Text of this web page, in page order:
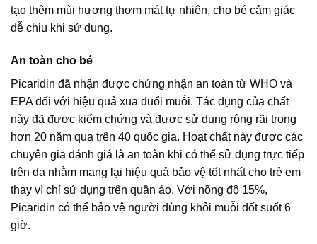
tạo thêm mùi hương thơm mát tự nhiên, cho bé cảm giác
dễ chịu khi sử dụng.
An toàn cho bé
Picaridin đã nhận được chứng nhận an toàn từ WHO và
EPA đối với hiệu quả xua đuổi muỗi. Tác dụng của chất
này đã được kiểm chứng và được sử dụng rộng rãi trong
hơn 20 năm qua trên 40 quốc gia. Hoạt chất này được các
chuyên gia đánh giá là an toàn khi có thể sử dụng trực tiếp
trên da nhằm mang lại hiệu quả bảo vệ tốt nhất cho trẻ em
thay vì chỉ sử dụng trên quần áo. Với nồng độ 15%,
Picaridin có thể bảo vệ người dùng khỏi muỗi đốt suốt 6
giờ.